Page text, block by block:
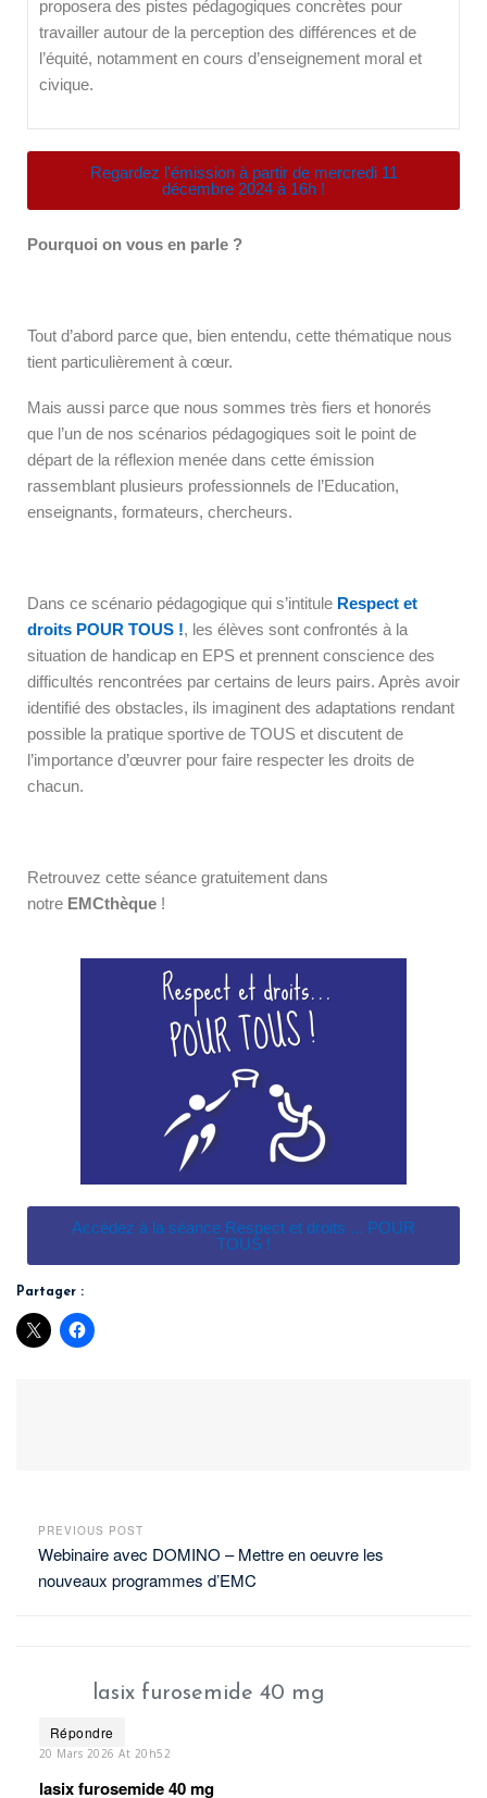
proposera des pistes pédagogiques concrètes pour
travailler autour de la perception des différences et de
l’équité, notamment en cours d’enseignement moral et
civique.
Regardez l'émission à partir de mercredi 11
décembre 2024 à 16h !
Pourquoi on vous en parle ?
Tout d’abord parce que, bien entendu, cette thématique nous
tient particulièrement à cœur.
Mais aussi parce que nous sommes très fiers et honorés
que l’un de nos scénarios pédagogiques soit le point de
départ de la réflexion menée dans cette émission
rassemblant plusieurs professionnels de l’Education,
enseignants, formateurs, chercheurs.
Dans ce scénario pédagogique qui s’intitule Respect et
droits POUR TOUS !, les élèves sont confrontés à la
situation de handicap en EPS et prennent conscience des
difficultés rencontrées par certains de leurs pairs. Après avoir
identifié des obstacles, ils imaginent des adaptations rendant
possible la pratique sportive de TOUS et discutent de
l’importance d’œuvrer pour faire respecter les droits de
chacun.
Retrouvez cette séance gratuitement dans
notre EMCthèque !
Accédez à la séance Respect et droits ... POUR
TOUS !
Partager :
PREVIOUS POST
Webinaire avec DOMINO – Mettre en oeuvre les
nouveaux programmes d’EMC
lasix furosemide 40 mg
Répondre
20 Mars 2026 At 20h52
lasix furosemide 40 mg